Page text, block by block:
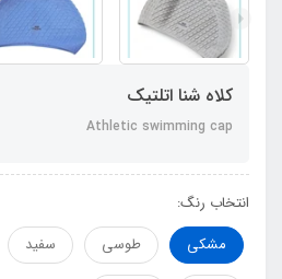
کلاه شنا اتلتیک
Athletic swimming cap
انتخاب رنگ:
مشکی
طوسی سفید